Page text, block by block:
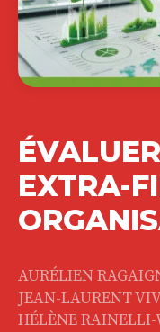
EXTRA-
AURÉLIEN
JEAN-LAURENT
HÉLÈNE RAINELLI-